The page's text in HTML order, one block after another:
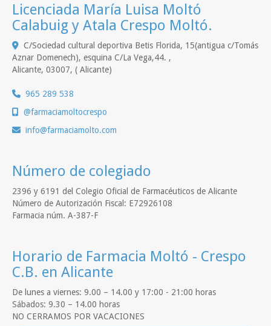
Licenciada María Luisa Moltó
Calabuig y Atala Crespo Moltó.
C/Sociedad cultural deportiva Betis Florida, 15(antigua c/Tomás
Aznar Domenech), esquina C/La Vega,44. ,
Alicante, 03007, ( Alicante)
965 289 538
@farmaciamoltocrespo
info
farmaciamolto.com
Número de colegiado
2396 y 6191 del Colegio Oficial de Farmacéuticos de Alicante
Número de Autorización Fiscal: E72926108
Farmacia núm. A-387-F
Horario de Farmacia Moltó - Crespo
C.B. en Alicante
De lunes a viernes: 9.00 – 14.00 y 17:00 - 21:00 horas
Sábados: 9.30 – 14.00 horas
NO CERRAMOS POR VACACIONES